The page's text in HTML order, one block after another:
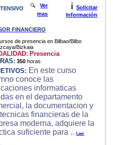
🔍Ver
mas
i
Solicitar
Información
FINANCIERO
Presencia
350 horas
En este curso
conoce las
informaticas
en el departamento
la documentacion y
tecnicas financieras de la
moderna, adquiere la
suficiente para ..Leer